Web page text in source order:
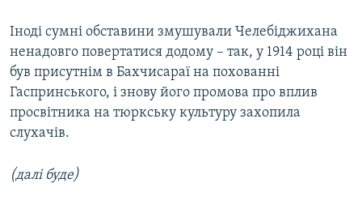
Іноді сумні обставини змушували Челебіджихана
ненадовго повертатися додому – так, у 1914 році він
був присутнім в Бахчисараї на похованні
Гаспринського, і знову його промова про вплив
просвітника на тюркську культуру захопила
слухачів.
(далі буде)